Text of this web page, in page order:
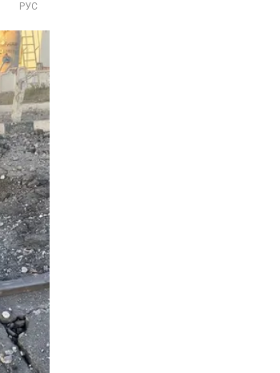
РУС